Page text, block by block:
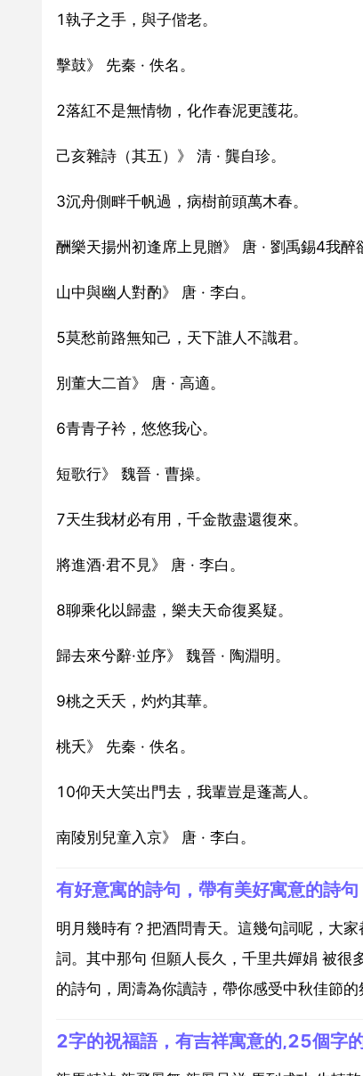
1執子之手，與子偕老。
擊鼓》 先秦 · 佚名。
2落紅不是無情物，化作春泥更護花。
己亥雜詩（其五）》 清 · 龔自珍。
3沉舟側畔千帆過，病樹前頭萬木春。
酬樂天揚州初逢席上見贈》 唐 · 劉禹錫4我醉
山中與幽人對酌》 唐 · 李白。
5莫愁前路無知己，天下誰人不識君。
別董大二首》 唐 · 高適。
6青青子衿，悠悠我心。
短歌行》 魏晉 · 曹操。
7天生我材必有用，千金散盡還復來。
將進酒·君不見》 唐 · 李白。
8聊乘化以歸盡，樂夫天命復奚疑。
歸去來兮辭·並序》 魏晉 · 陶淵明。
9桃之夭夭，灼灼其華。
桃夭》 先秦 · 佚名。
10仰天大笑出門去，我輩豈是蓬蒿人。
南陵別兒童入京》 唐 · 李白。
有好意寓的詩句，帶有美好寓意的詩句
明月幾時有？把酒問青天。這幾句詞呢，大
詞。其中那句 但願人長久，千里共嬋娟 被很
的詩句，周濤為你讀詩，帶你感受中秋佳節
2字的祝福語，有吉祥寓意的,25個字